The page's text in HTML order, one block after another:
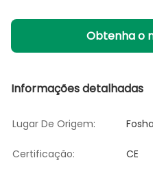
Obtenha o
Informações detalhadas
Lugar De Origem:
Certificação: CE